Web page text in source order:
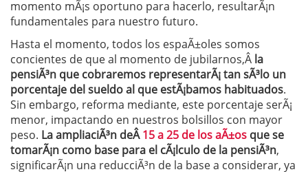
momento mÃ¡s oportuno para hacerlo, resultarÃ¡n
fundamentales para nuestro futuro.
Hasta el momento, todos los espaÃ±oles somos
concientes de que al momento de jubilarnos,Â la
pensiÃ³n que cobraremos representarÃ¡ tan sÃ³lo un
porcentaje del sueldo al que estÃ¡bamos habituados.
Sin embargo, reforma mediante, este porcentaje serÃ¡
menor, impactando en nuestros bolsillos con mayor
peso. La ampliaciÃ³n deÂ15 a 25 de los aÃ±os que se
tomarÃ¡n como base para el cÃ¡lculo de la pensiÃ³n,
significarÃ¡n una reducciÃ³n de la base a considerar, ya